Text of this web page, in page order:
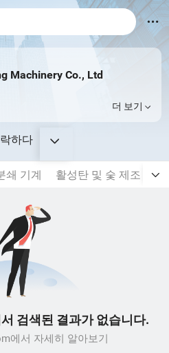
Machinery Co., Ltd
더 보기
하다
쇄 기계 활성탄 및 숯 제조 장비
검색된 결과가 없습니다.
에서 자세히 알아보기